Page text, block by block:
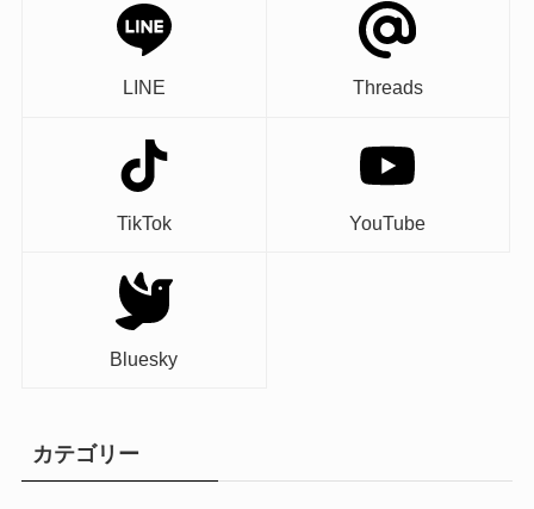
LINE Threads
TikTok YouTube
Bluesky
カテゴリー